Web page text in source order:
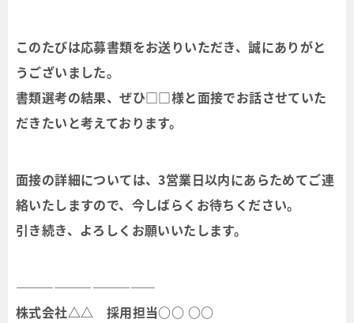
このたびは応募書類をお送りいただき、誠にありがと
うございました。
書類選考の結果、ぜひ□□様と面接でお話させていた
だきたいと考えております。
面接の詳細については、3営業日以内にあらためてご連
絡いたしますので、今しばらくお待ちください。
引き続き、よろしくお願いいたします。
―――――――――――
株式会社△△ 採用担当○○ ○○